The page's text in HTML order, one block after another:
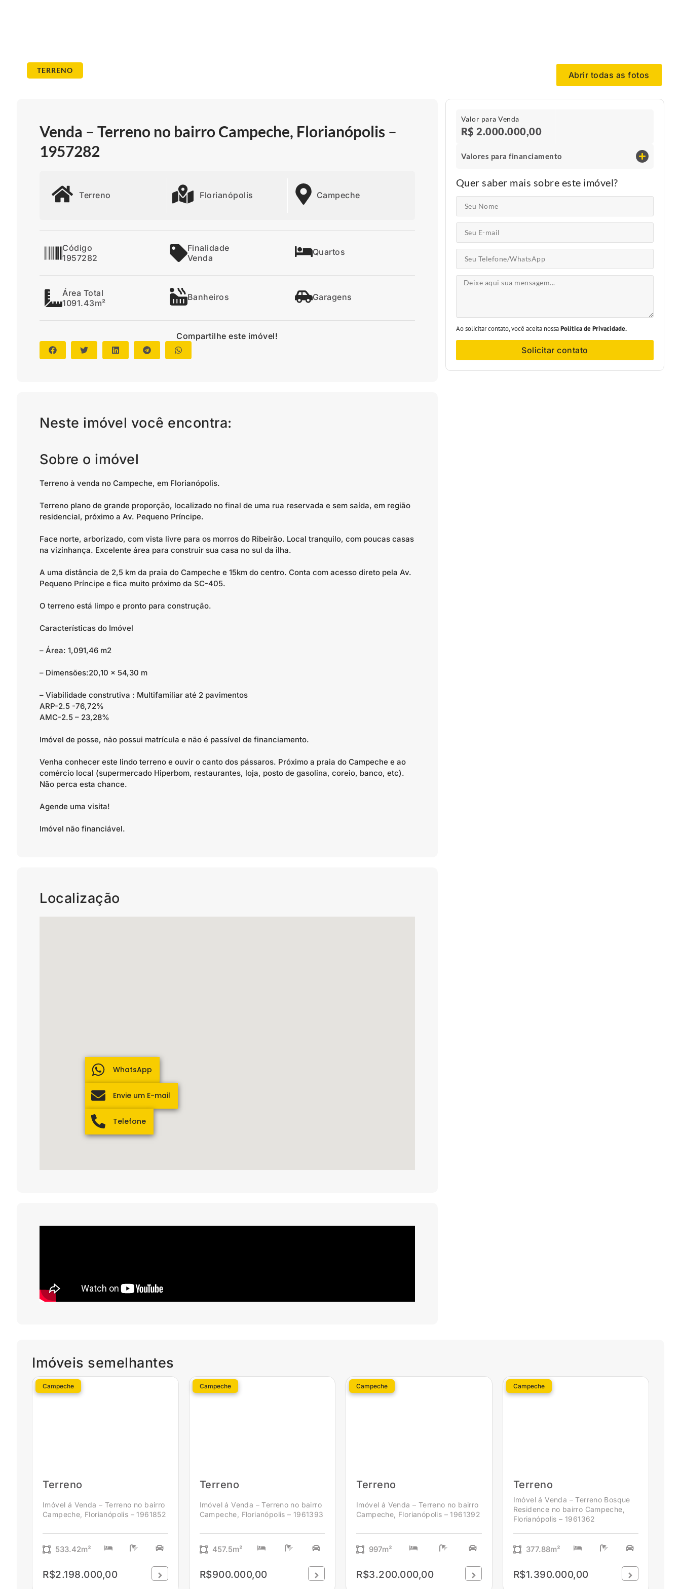
TERRENO Abrir todas as fotos
Venda – Terreno no bairro Campeche, Florianópolis –
1957282
Terreno Florianópolis Campeche
Código
1957282
Finalidade
Venda
Quartos
Área Total
1091.43m²
Banheiros Garagens
Compartilhe este imóvel!
Neste imóvel você encontra:
Sobre o imóvel
Terreno à venda no Campeche, em Florianópolis.
Terreno plano de grande proporção, localizado no final de uma rua reservada e sem saída, em região
residencial, próximo a Av. Pequeno Príncipe.
Face norte, arborizado, com vista livre para os morros do Ribeirão. Local tranquilo, com poucas casas
na vizinhança. Excelente área para construir sua casa no sul da ilha.
A uma distância de 2,5 km da praia do Campeche e 15km do centro. Conta com acesso direto pela Av.
Pequeno Príncipe e fica muito próximo da SC-405.
O terreno está limpo e pronto para construção.
Características do Imóvel
– Área: 1,091,46 m2
– Dimensões:20,10 x 54,30 m
– Viabilidade construtiva : Multifamiliar até 2 pavimentos
ARP-2.5 -76,72%
AMC-2.5 – 23,28%
Imóvel de posse, não possui matrícula e não é passível de financiamento.
Venha conhecer este lindo terreno e ouvir o canto dos pássaros. Próximo a praia do Campeche e ao
comércio local (supermercado Hiperbom, restaurantes, loja, posto de gasolina, coreio, banco, etc).
Não perca esta chance.
Agende uma visita!
Imóvel não financiável.
Localização
Valor para Venda
R$ 2.000.000,00
Valores para financiamento
Quer saber mais sobre este imóvel?
Ao solicitar contato, você aceita nossaPolítica de Privacidade.
Solicitar contato
Imóveis semelhantes
Campeche
Terreno
Imóvel á Venda – Terreno no bairro
Campeche, Florianópolis – 1961852
533.42m²
R$2.198.000,00
Campeche
Terreno
Imóvel á Venda – Terreno no bairro
Campeche, Florianópolis – 1961393
457.5m²
R$900.000,00
Campeche
Terreno
Imóvel á Venda – Terreno no bairro
Campeche, Florianópolis – 1961392
997m²
R$3.200.000,00
Campeche
Terreno
Imóvel á Venda – Terreno Bosque
Residence no bairro Campeche,
Florianópolis – 1961362
377.88m²
R$1.390.000,00
WhatsApp
Envie um E-mail
Telefone